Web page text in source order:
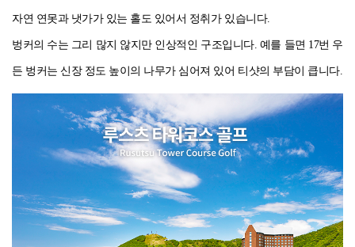
자연 연못과 냇가가 있는 홀도 있어서 정취가 있습니다.
벙커의 수는 그리 많지 않지만 인상적인 구조입니다. 예를 들면 17번 우
든 벙커는 신장 정도 높이의 나무가 심어져 있어 티샷의 부담이 큽니다.